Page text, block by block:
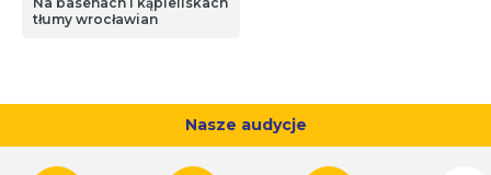
tłumy wrocławian
Nasze audycje